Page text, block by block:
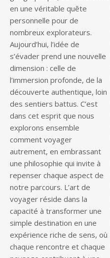
en une véritable quête
personnelle pour de
nombreux explorateurs.
Aujourd’hui, l’idée de
s’évader prend une nouvelle
dimension : celle de
l’immersion profonde, de la
découverte authentique, loin
des sentiers battus. C’est
dans cet esprit que nous
explorons ensemble
comment voyager
autrement, en embrassant
une philosophie qui invite à
repenser chaque aspect de
notre parcours. L’art de
voyager réside dans la
capacité à transformer une
simple destination en une
expérience riche de sens, où
chaque rencontre et chaque